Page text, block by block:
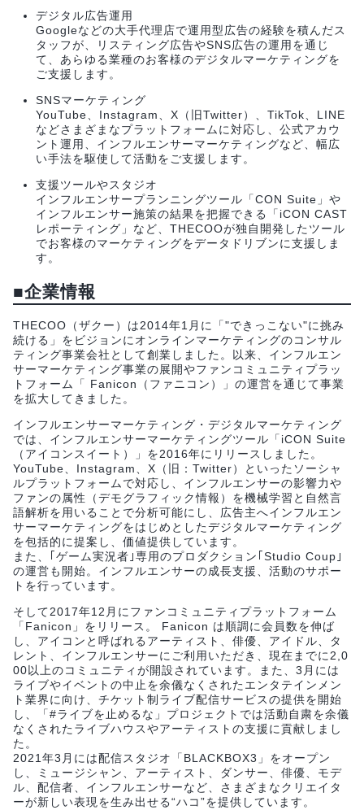
デジタル広告運用
Googleなどの大手代理店で運用型広告の経験を積んだス
タッフが、リスティング広告やSNS広告の運用を通じ
て、あらゆる業種のお客様のデジタルマーケティングを
ご支援します。
SNSマーケティング
YouTube、Instagram、X（旧Twitter）、TikTok、LINE
などさまざまなプラットフォームに対応し、公式アカウ
ント運用、インフルエンサーマーケティングなど、幅広
い手法を駆使して活動をご支援します。
支援ツールやスタジオ
インフルエンサープランニングツール「CON Suite」や
インフルエンサー施策の結果を把握できる「iCON CAST
レポーティング」など、THECOOが独自開発したツール
でお客様のマーケティングをデータドリブンに支援しま
す。
■企業情報
THECOO（ザクー）は2014年1月に「"できっこない"に挑み
続ける」をビジョンにオンラインマーケティングのコンサル
ティング事業会社として創業しました。以来、インフルエン
サーマーケティング事業の展開やファンコミュニティプラッ
トフォーム「 Fanicon（ファニコン）」の運営を通じて事業
を拡大してきました。
インフルエンサーマーケティング・デジタルマーケティング
では、インフルエンサーマーケティングツール「iCON Suite
（アイコンスイート）」を2016年にリリースしました。
YouTube、Instagram、X（旧：Twitter）といったソーシャ
ルプラットフォームで対応し、インフルエンサーの影響力や
ファンの属性（デモグラフィック情報）を機械学習と自然言
語解析を用いることで分析可能にし、広告主へインフルエン
サーマーケティングをはじめとしたデジタルマーケティング
を包括的に提案し、価値提供しています。
また、｢ゲーム実況者｣専用のプロダクション｢Studio Coup｣
の運営も開始。インフルエンサーの成長支援、活動のサポー
トを行っています。
そして2017年12月にファンコミュニティプラットフォーム
「Fanicon」をリリース。 Fanicon は順調に会員数を伸ば
し、アイコンと呼ばれるアーティスト、俳優、アイドル、タ
レント、インフルエンサーにご利用いただき、現在までに2,0
00以上のコミュニティが開設されています。また、3月には
ライブやイベントの中止を余儀なくされたエンタテインメン
ト業界に向け、チケット制ライブ配信サービスの提供を開始
し、「#ライブを止めるな」プロジェクトでは活動自粛を余儀
なくされたライブハウスやアーティストの支援に貢献しまし
た。
2021年3月には配信スタジオ「BLACKBOX3」をオープン
し、ミュージシャン、アーティスト、ダンサー、俳優、モデ
ル、配信者、インフルエンサーなど、さまざまなクリエイタ
ーが新しい表現を生み出せる“ハコ”を提供しています。